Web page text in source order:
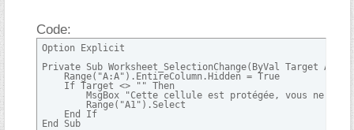
Code:
Option Explicit
Private Sub Worksheet_SelectionChange(ByVal Target As
    Range("A:A").EntireColumn.Hidden = True
    If Target <> "" Then
MsgBox "Cette cellule est protégée, vous ne
        Range("A1").Select
    End If
End Sub